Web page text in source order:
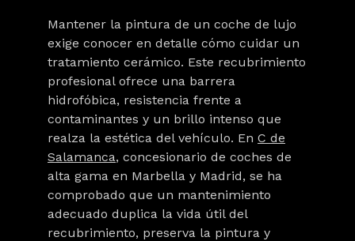
Mantener la pintura de un coche de lujo
exige conocer en detalle cómo cuidar un
tratamiento cerámico. Este recubrimiento
profesional ofrece una barrera
hidrofóbica, resistencia frente a
contaminantes y un brillo intenso que
realza la estética del vehículo. En C de
Salamanca, concesionario de coches de
alta gama en Marbella y Madrid, se ha
comprobado que un mantenimiento
adecuado duplica la vida útil del
recubrimiento, preserva la pintura y